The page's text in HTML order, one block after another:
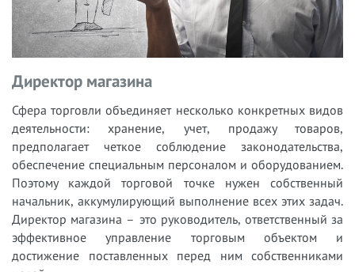
Директор магазина
Сфера торговли объединяет несколько конкретных видов
деятельности: хранение, учет, продажу товаров,
предполагает четкое соблюдение законодательства,
обеспечение специальным персоналом и оборудованием.
Поэтому каждой торговой точке нужен собственный
начальник, аккумулирующий выполнение всех этих задач.
Директор магазина – это руководитель, ответственный за
эффективное управление торговым объектом и
достижение поставленных перед ним собственниками